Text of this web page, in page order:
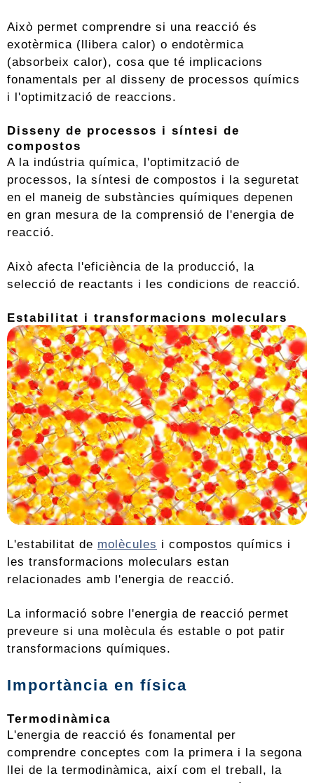
Això permet comprendre si una reacció és
exotèrmica (llibera calor) o endotèrmica
(absorbeix calor), cosa que té implicacions
fonamentals per al disseny de processos químics
i l'optimització de reaccions.
Disseny de processos i síntesi de
compostos
A la indústria química, l'optimització de
processos, la síntesi de compostos i la seguretat
en el maneig de substàncies químiques depenen
en gran mesura de la comprensió de l'energia de
reacció.
Això afecta l'eficiència de la producció, la
selecció de reactants i les condicions de reacció.
Estabilitat i transformacions moleculars
L'estabilitat de molècules i compostos químics i
les transformacions moleculars estan
relacionades amb l'energia de reacció.
La informació sobre l'energia de reacció permet
preveure si una molècula és estable o pot patir
transformacions químiques.
Importància en física
Termodinàmica
L'energia de reacció és fonamental per
comprendre conceptes com la primera i la segona
llei de la termodinàmica, així com el treball, la